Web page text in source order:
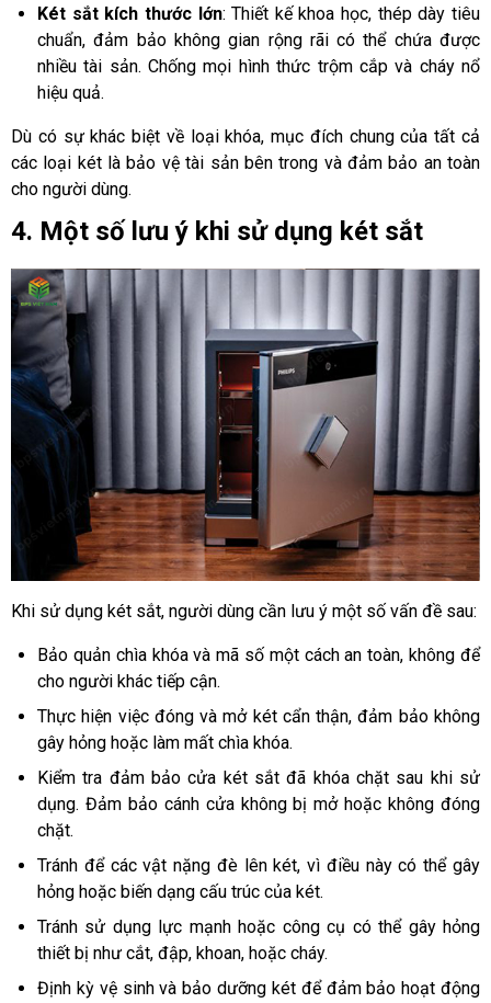
Két sắt kích thước lớn: Thiết kế khoa học, thép dày tiêu
chuẩn, đảm bảo không gian rộng rãi có thể chứa được
nhiều tài sản. Chống mọi hình thức trộm cắp và cháy nổ
hiệu quả.
Dù có sự khác biệt về loại khóa, mục đích chung của tất cả
các loại két là bảo vệ tài sản bên trong và đảm bảo an toàn
cho người dùng.
4. Một số lưu ý khi sử dụng két sắt
Khi sử dụng két sắt, người dùng cần lưu ý một số vấn đề sau:
Bảo quản chìa khóa và mã số một cách an toàn, không để
cho người khác tiếp cận.
Thực hiện việc đóng và mở két cẩn thận, đảm bảo không
gây hỏng hoặc làm mất chìa khóa.
Kiểm tra đảm bảo cửa két sắt đã khóa chặt sau khi sử
dụng. Đảm bảo cánh cửa không bị mở hoặc không đóng
chặt.
Tránh để các vật nặng đè lên két, vì điều này có thể gây
hỏng hoặc biến dạng cấu trúc của két.
Tránh sử dụng lực mạnh hoặc công cụ có thể gây hỏng
thiết bị như cắt, đập, khoan, hoặc cháy.
Định kỳ vệ sinh và bảo dưỡng két để đảm bảo hoạt động